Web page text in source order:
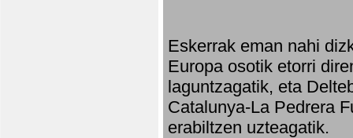
Eskerrak eman nahi
Europa osotik etorri
laguntzagatik, eta
Catalunya-La Pedrera
erabiltzen uzteagatik.